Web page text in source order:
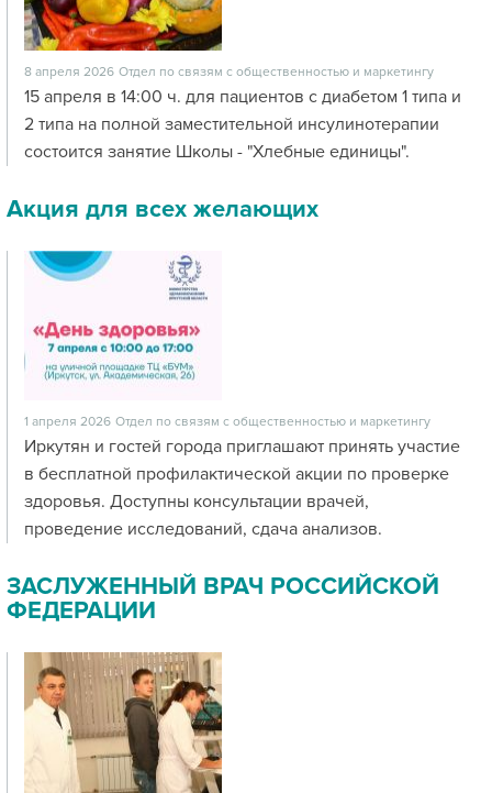
8 апреля 2026 Отдел по связям с общественностью и маркетингу
15 апреля в 14:00 ч. для пациентов с диабетом 1 типа и
2 типа на полной заместительной инсулинотерапии
состоится занятие Школы - "Хлебные единицы".
Акция для всех желающих
1 апреля 2026 Отдел по связям с общественностью и маркетингу
Иркутян и гостей города приглашают принять участие
в бесплатной профилактической акции по проверке
здоровья. Доступны консультации врачей,
проведение исследований, сдача анализов.
ЗАСЛУЖЕННЫЙ ВРАЧ РОССИЙСКОЙ
ФЕДЕРАЦИИ